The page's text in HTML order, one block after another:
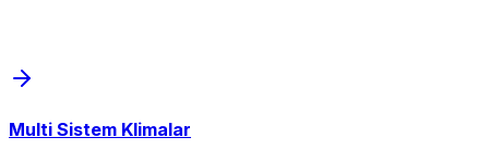
Multi Sistem Klimalar